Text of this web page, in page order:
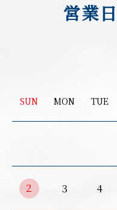
営業
SUN MON TUE
2 3 4